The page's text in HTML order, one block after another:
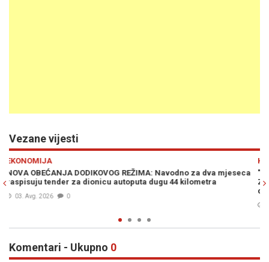
Vezane vijesti
HRONIKA
"INTERES JE UVIJEK IZNAD PRIJATELJSTVA": Nataša Miljanović-
Zubac objavila zanimljivu sliku povodom pucnjave u Lukavici i
Komentari - Ukupno 0